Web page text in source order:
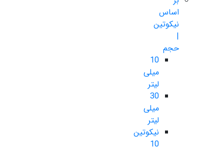
اساس
نیکوتین
|
حجم
10
میلی
لیتر
30
میلی
لیتر
نیکوتین
10